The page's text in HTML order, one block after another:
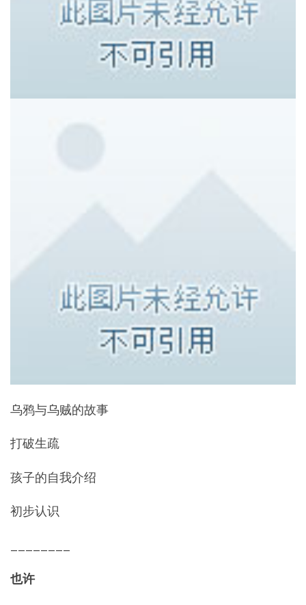
乌鸦与乌贼的故事
打破生疏
孩子的自我介绍
初步认识
也许